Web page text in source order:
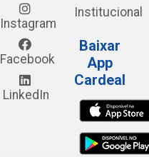
Instagram
Facebook
LinkedIn
Institucional
Baixar
App
Cardeal